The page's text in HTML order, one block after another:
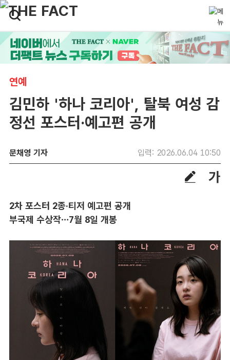
연예
김민하 '하나 코리아', 탈북 여성 감
정선 포스터·예고편 공개
문채영 기자 입력: 2026.06.04 10:50
2차 포스터 2종·티저 예고편 공개
부국제 수상작…7월 8일 개봉